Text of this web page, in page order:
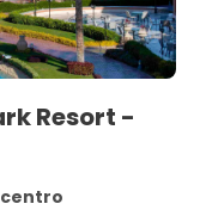
Resort -
centro